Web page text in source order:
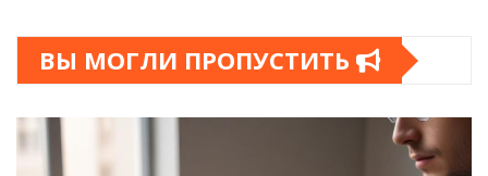
ВЫ МОГЛИ ПРОПУСТИТЬ